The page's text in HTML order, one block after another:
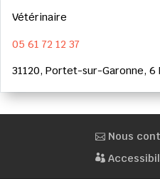
Vétérinaire
05 61 72 12 37
31120, Portet-sur-Garonne, 6
Nous